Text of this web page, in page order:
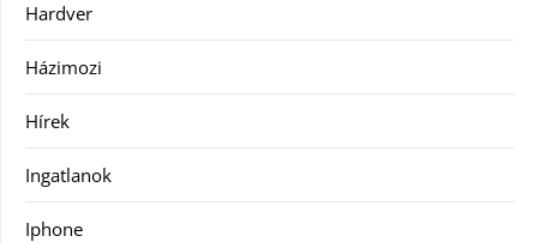
Hardver
Házimozi
Hírek
Ingatlanok
Iphone